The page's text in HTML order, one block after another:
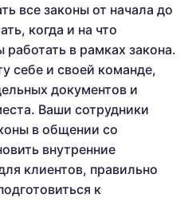
все законы от начала до
когда и на что
в рамках закона.
себе и своей команде,
документов и
Ваши сотрудники
в общении со
внутренние
клиентов, правильно
к